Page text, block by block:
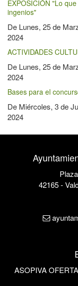
EXPOSICIÓN "Lo
ingenios"
De Lunes, 25 de
2024
ACTIVIDADES
De Lunes, 25 de
2024
Bases para el
De Miércoles, 3 de
2024
42165 -
ASOPIVA